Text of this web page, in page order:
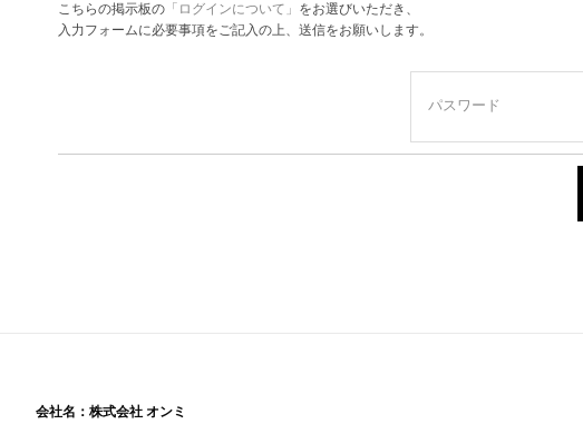
こちらの掲示板の 「ログインについて」 をお選びいただき、
入力フォームに必要事項をご記入の上、送信をお願いします。
パスワード
会社名：株式会社 オンミ